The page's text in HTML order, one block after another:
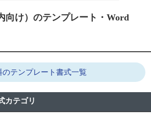
向け）のテンプレート・Word
のテンプレート書式一覧
カテゴリ